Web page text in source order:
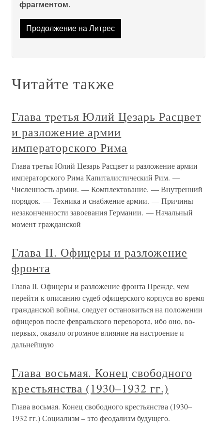
фрагментом.
Продолжение на Литрес
Читайте также
Глава третья Юлий Цезарь Расцвет
и разложение армии
императорского Рима
Глава третья Юлий Цезарь Расцвет и разложение армии
императорского Рима Капиталистический Рим. —
Численность армии. — Комплектование. — Внутренний
порядок. — Техника и снабжение армии. — Причины
незаконченности завоевания Германии. — Начальный
момент гражданской
Глава II. Офицеры и разложение
фронта
Глава II. Офицеры и разложение фронта Прежде, чем
перейти к описанию судеб офицерского корпуса во время
гражданской войны, следует остановиться на положении
офицеров после февральского переворота, ибо оно, во-
первых, оказало огромное влияние на настроение и
дальнейшую
Глава восьмая. Конец свободного
крестьянства (1930–1932 гг.)
Глава восьмая. Конец свободного крестьянства (1930–
1932 гг.) Социализм – это феодализм будущего.